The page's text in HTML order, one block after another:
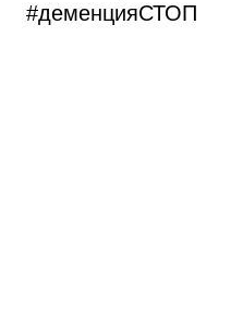
#деменцияСТОП